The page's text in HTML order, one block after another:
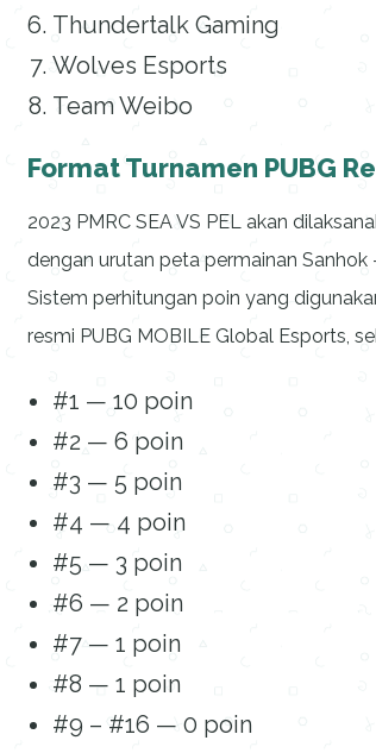
Thundertalk Gaming
Wolves Esports
Team Weibo
Format Turnamen PUBG
2023 PMRC SEA VS PEL akan
dengan urutan peta permainan Sanhok
Sistem perhitungan poin yang
resmi PUBG MOBILE Global Esports,
#1 — 10 poin
#2 — 6 poin
#3 — 5 poin
#4 — 4 poin
#5 — 3 poin
#6 — 2 poin
#7 — 1 poin
#8 — 1 poin
#9 – #16 — 0 poin